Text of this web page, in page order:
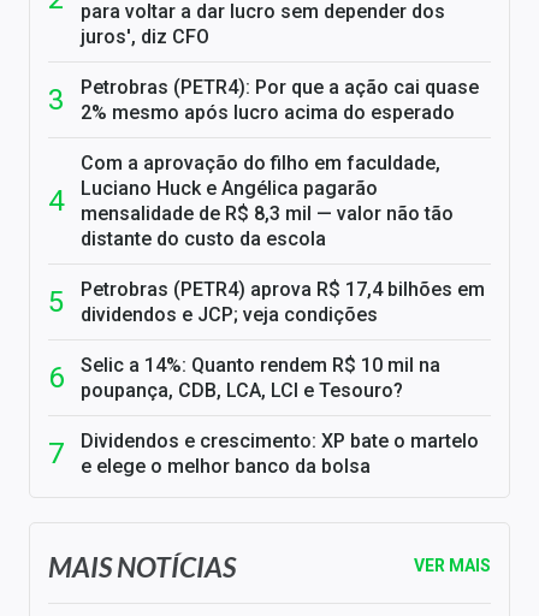
para voltar a dar lucro sem depender dos
juros', diz CFO
Petrobras (PETR4): Por que a ação cai quase
2% mesmo após lucro acima do esperado
Com a aprovação do filho em faculdade,
Luciano Huck e Angélica pagarão
mensalidade de R$ 8,3 mil — valor não tão
distante do custo da escola
Petrobras (PETR4) aprova R$ 17,4 bilhões em
dividendos e JCP; veja condições
Selic a 14%: Quanto rendem R$ 10 mil na
poupança, CDB, LCA, LCI e Tesouro?
Dividendos e crescimento: XP bate o martelo
e elege o melhor banco da bolsa
MAIS NOTÍCIAS VER MAIS